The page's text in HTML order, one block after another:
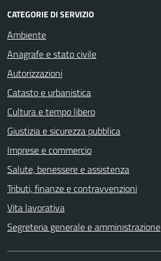
CATEGORIE DI SERVIZIO
Ambiente
Anagrafe e stato civile
Autorizzazioni
Catasto e urbanistica
Cultura e tempo libero
Giustizia e sicurezza pubblica
Imprese e commercio
Salute, benessere e assistenza
Tributi, finanze e contravvenzioni
Vita lavorativa
Segreteria generale e amministrazione